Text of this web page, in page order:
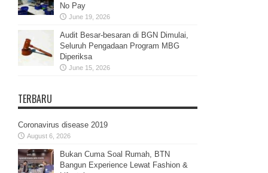
No Pay
June 19, 2026
Audit Besar-besaran di BGN Dimulai,
Seluruh Pengadaan Program MBG
Diperiksa
June 15, 2026
TERBARU
Coronavirus disease 2019
August 6, 2026
Bukan Cuma Soal Rumah, BTN
Bangun Experience Lewat Fashion &